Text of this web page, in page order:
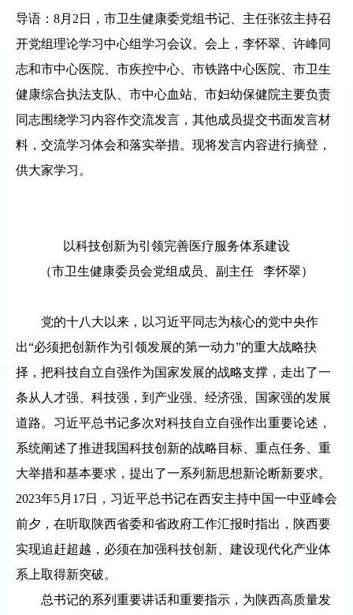
导语：8月2日，市卫生健康委党组书记、主任张弦主持召
开党组理论学习中心组学习会议。会上，李怀翠、许峰同
志和市中心医院、市疾控中心、市铁路中心医院、市卫生
健康综合执法支队、市中心血站、市妇幼保健院主要负责
同志围绕学习内容作交流发言，其他成员提交书面发言材
料，交流学习体会和落实举措。现将发言内容进行摘登，
供大家学习。
以科技创新为引 领完善医疗服务体系建设
（市卫生健康委员会党组成员、 副主任 李怀翠）
党的十八大以来，以习近平同志为核心的党中央作
出“必须把创新作为引领发展的第一动力”的重大战略抉
择，把科技自立自强作为国家发展的战略支撑，走出了一
条从人才强、科技强，到产业强、经济强、国家强的发展
道路。习近平总书记多次对科技自立自强作出重要论述，
系统阐述了推进我国科技创新的战略目标、重点任务、重
大举措和基本要求，提出了一系列新思想新论断新要求。
2023年5月17日，习近平总书记在西安主持中国一中亚峰会
前夕，在听取陕西省委和省政府工作汇报时指出，陕西要
实现追赶超越，必须在加强科技创新、建设现代化产业体
系上取得新突破。
总书记的系列重要讲话和重要指示，为陕西高质量发